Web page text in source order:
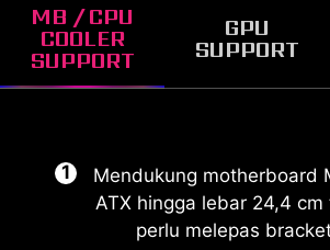
MB / CPU
COOLER
SUPPORT
GPU
SUPPORT
Mendukung motherboard
ATX hingga lebar 24,4 cm
perlu melepas